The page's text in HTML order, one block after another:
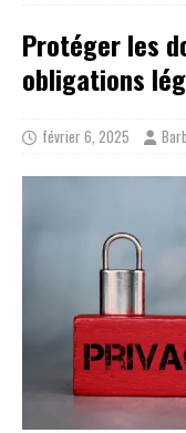
Protéger les
obligations
février 6, 2025